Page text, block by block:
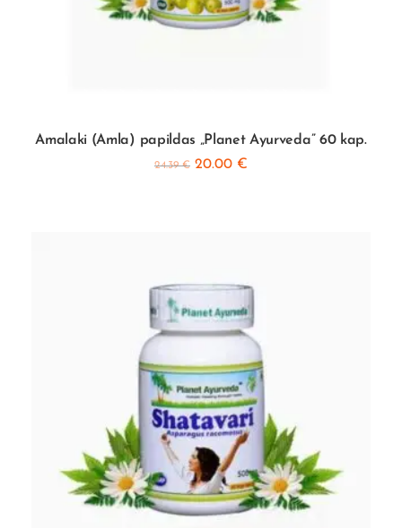
Amalaki (Amla) papildas „Planet Ayurveda” 60 kap.
24.39€ 20.00 €